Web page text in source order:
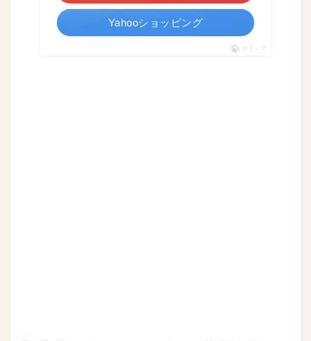
Yahooショッピング
ポチップ